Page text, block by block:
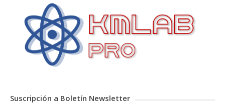
Suscripción a Boletín Newsletter